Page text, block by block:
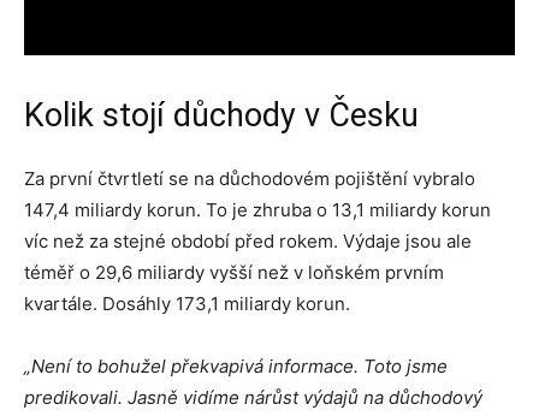
Kolik stojí důchody v Česku
Za první čtvrtletí se na důchodovém pojištění vybralo
147,4 miliardy korun. To je zhruba o 13,1 miliardy korun
víc než za stejné období před rokem. Výdaje jsou ale
téměř o 29,6 miliardy vyšší než v loňském prvním
kvartále. Dosáhly 173,1 miliardy korun.
„Není to bohužel překvapivá informace. Toto jsme
predikovali. Jasně vidíme nárůst výdajů na důchodový